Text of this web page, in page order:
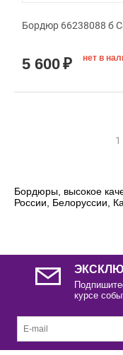
Бордюр 66238088 б
5 600₽ нет в
1
Бордюры, высокое
России, Белоруссии,
курсе